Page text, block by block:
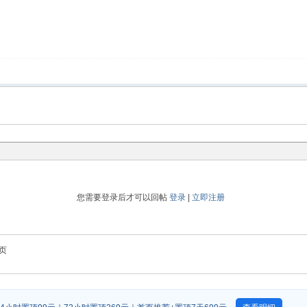
您需要登录后才可以回帖 登录| 立即注册